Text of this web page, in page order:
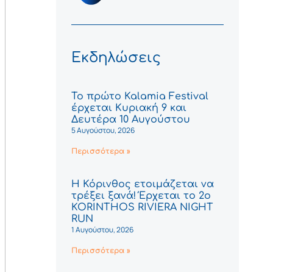
Εκδηλώσεις
Το πρώτο Kalamia Festival
έρχεται Κυριακή 9 και
Δευτέρα 10 Αυγούστου
5 Αυγούστου, 2026
Περισσότερα »
Η Κόρινθος ετοιμάζεται να
τρέξει ξανά! Έρχεται το 2ο
KORINTHOS RIVIERA NIGHT
RUN
1 Αυγούστου, 2026
Περισσότερα »